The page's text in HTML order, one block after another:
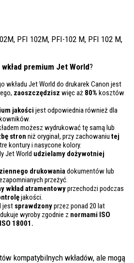
PFI 102M, PFI-102 M, PFI 102 M,
wkład premium Jet World?
wkładu Jet World do drukarek Canon jest
zaoszczędzisz więc aż 80% kosztów
jakości jest odpowiednia również dla
możesz wydrukować tę samą lub
stron niż oryginał, przy zachowaniu tej
kontury i nasycone kolory.
Jet World udzielamy dożywotniej
drukowaniadokumentów lub
przeżyć.
wkład atramentowyprzechodzi podczas
jakości.
jest sprawdzonyprzez ponad 20 lat
wyroby zgodnie z normami ISO
18001.
kompatybilnych wkładów, ale mogą